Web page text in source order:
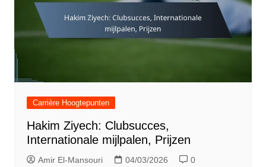
Carrière Hoogtepunten
Hakim Ziyech: Clubsucces,
Internationale mijlpalen, Prijzen
Amir El-Mansouri 04/03/2026 0